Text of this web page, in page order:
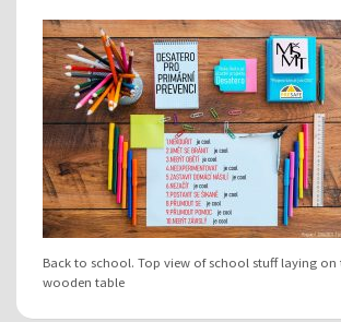
Back to school. Top view of school stuff laying on
wooden table